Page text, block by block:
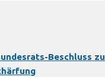
Beschluss zu